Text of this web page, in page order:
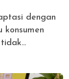
konsumen